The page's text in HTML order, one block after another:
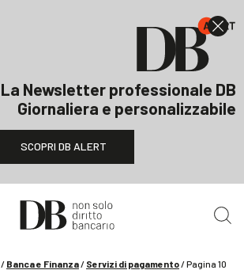
La Newsletter professionale DB
Giornaliera e personalizzabile
SCOPRI DB ALERT
/ Banca e Finanza/ Servizi di pagamento/Pagina 10